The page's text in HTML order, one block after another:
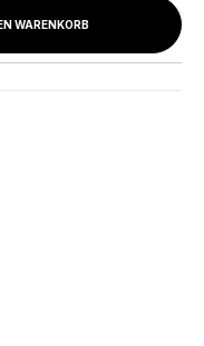
WARENKORB